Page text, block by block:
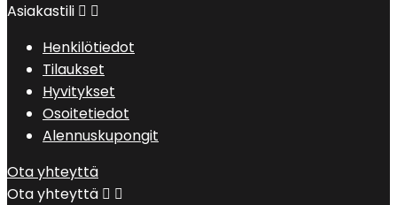
Asiakastili  
Henkilötiedot
Tilaukset
Hyvitykset
Osoitetiedot
Alennuskupongit
Ota yhteyttä
Ota yhteyttä  